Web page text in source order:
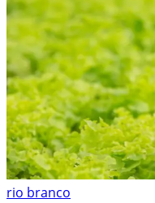
rio branco